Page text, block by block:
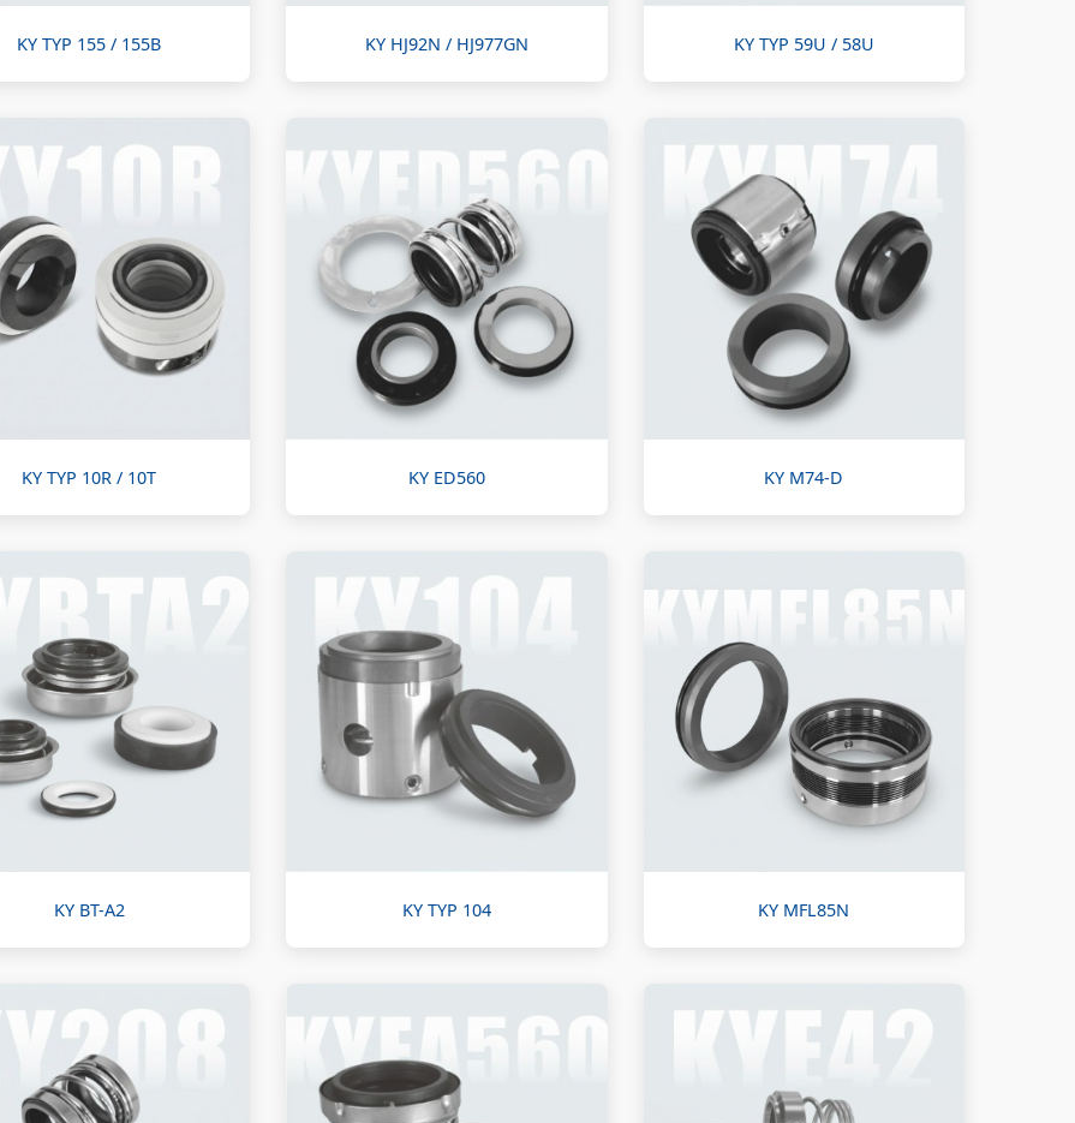
KY TYP 155 / 155B KY HJ92N / HJ977GN KY TYP 59U / 58U
KY TYP 10R / 10T KY ED560 KY M74-D
KY BT-A2 KY TYP 104 KY MFL85N